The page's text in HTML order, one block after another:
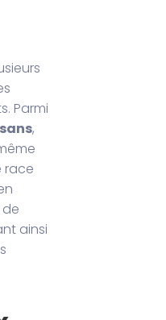
Parmi
,
race
ainsi